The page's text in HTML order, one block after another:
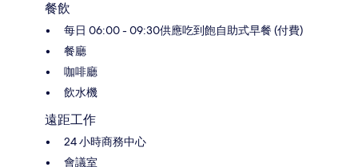
餐飲
每日 06:00 - 09:30供應吃到飽自助式早餐 (付費)
餐廳
咖啡廳
飲水機
遠距工作
24 小時商務中心
會議室